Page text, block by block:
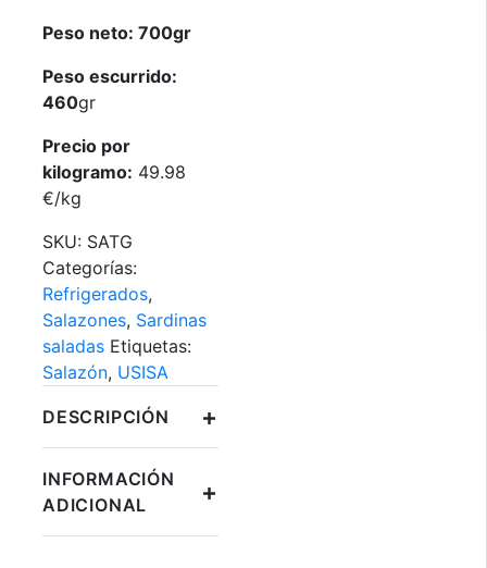
Peso neto: 700gr
Peso escurrido:
460gr
Precio por
kilogramo: 49.98
€/kg
SKU: SATG
Categorías:
Refrigerados,
Salazones, Sardinas
saladas Etiquetas:
Salazón, USISA
DESCRIPCIÓN +
INFORMACIÓN
ADICIONAL
+